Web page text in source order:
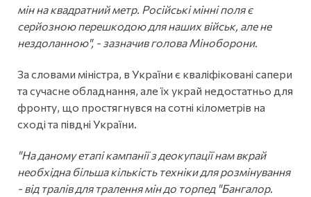
мін на квадратний метр. Російські мінні поля є
серйозною перешкодою для наших військ, але не
нездоланною", - зазначив голова Міноборони.
За словами міністра, в України є кваліфіковані сапери
та сучасне обладнання, але їх украй недостатньо для
фронту, що простягнувся на сотні кілометрів на
сході та півдні України.
"На даному етапі кампанії з деокупації нам вкрай
необхідна більша кількість техніки для розмінування
- від тралів для тралення мін до торпед "Бангалор.